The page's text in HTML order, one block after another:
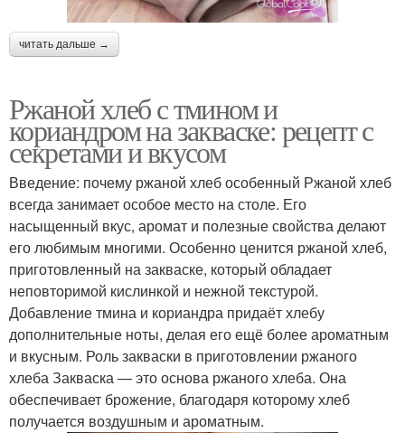
читать дальше →
Ржаной хлеб с тмином и
кориандром на закваске: рецепт с
секретами и вкусом
Введение: почему ржаной хлеб особенный Ржаной хлеб
всегда занимает особое место на столе. Его
насыщенный вкус, аромат и полезные свойства делают
его любимым многими. Особенно ценится ржаной хлеб,
приготовленный на закваске, который обладает
неповторимой кислинкой и нежной текстурой.
Добавление тмина и кориандра придаёт хлебу
дополнительные ноты, делая его ещё более ароматным
и вкусным. Роль закваски в приготовлении ржаного
хлеба Закваска — это основа ржаного хлеба. Она
обеспечивает брожение, благодаря которому хлеб
получается воздушным и ароматным.